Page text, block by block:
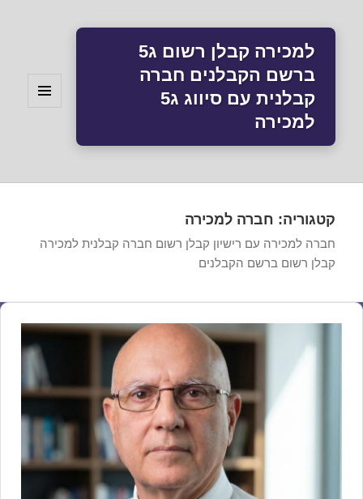
למכירה קבלן רשום ג5
ברשם הקבלנים חברה
קבלנית עם סיווג ג5
למכירה
קטגוריה: חברה למכירה
חברה למכירה עם רישיון קבלן רשום חברה קבלנית למכירה
קבלן רשום ברשם הקבלנים